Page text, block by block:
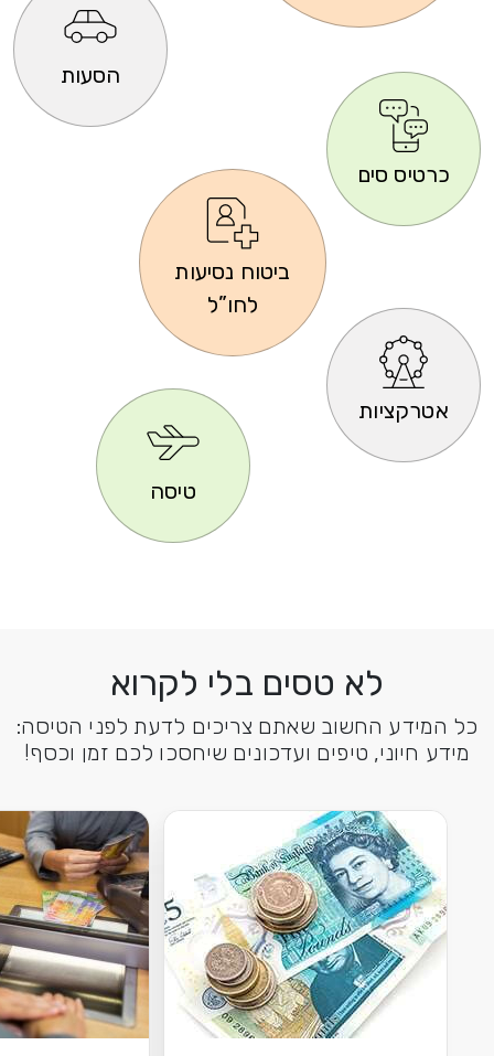
הסעות
כרטיס סים
ביטוח נסיעות
לחו”ל
אטרקציות
טיסה
לא טסים בלי לקרוא
כל המידע החשוב שאתם צריכים לדעת לפני הטיסה:
מידע חיוני, טיפים ועדכונים שיחסכו לכם זמן וכסף!